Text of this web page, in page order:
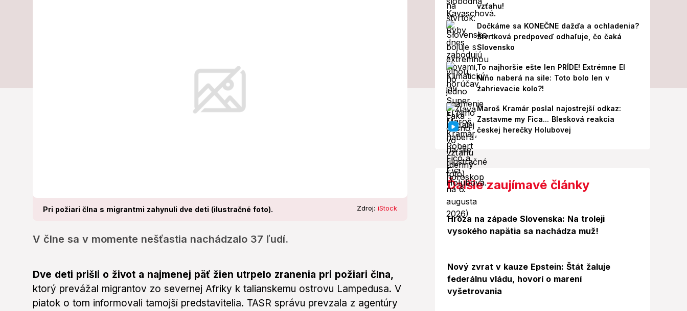
Pri požiari člna s migrantmi zahynuli dve deti (ilustračné foto). Zdroj: iStock
V člne sa v momente nešťastia nachádzalo 37 ľudí.
V člne sa v momente nešťastia nachádzalo 37 ľudí.
Dve deti prišli o život a najmenej päť žien utrpelo zranenia pri požiari člna,
ktorý prevážal migrantov zo severnej Afriky k talianskemu ostrovu Lampedusa. V
piatok o tom informovali tamojší predstavitelia. TASR správu prevzala z agentúry
vzťahu!
Dočkáme sa KONEČNE dažďa a ochladenia?
Štvrtková predpoveď odhaľuje, čo čaká
Slovensko
To najhoršie ešte len PRÍDE! Extrémne El
Niño naberá na sile: Toto bolo len v
zahrievacie kolo?!
Maroš Kramár poslal najostrejší odkaz:
Zastavme my Fica... Blesková reakcia
českej herečky Holubovej
Ďalšie zaujímavé články
Hrôza na západe Slovenska: Na troleji
vysokého napätia sa nachádza muž!
Nový zvrat v kauze Epstein: Štát žaluje
federálnu vládu, hovorí o marení
vyšetrovania
Foto